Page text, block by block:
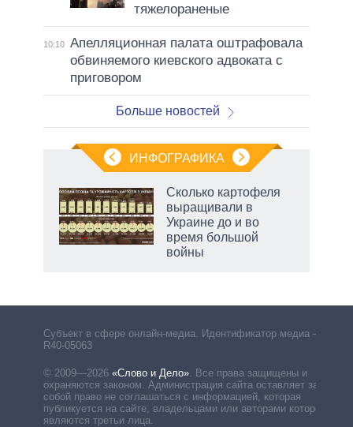
тяжелораненые
10:10 Апелляционная палата оштрафовала
обвиняемого киевского адвоката с
приговором
Больше новостей
ИНФОГРАФИКА
Сколько картофеля
выращивали в
Украине до и во
время большой
войны
Субъект в сфере онлайн-медиа. Идентификатор медиа –
R40-05063
© 2009—2026 «Слово и Дело» Все права защищены и
охраняются законом. Администрация сайта оставляет за
собой право не соглашаться с информацией, которая
публикуется на сайте, владельцами или авторами которой
являются третьи лица.